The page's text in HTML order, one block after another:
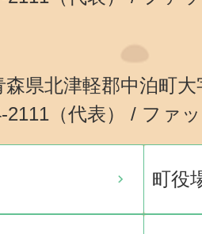
県北津軽郡中泊町大
2111（代表） / ファ
町役